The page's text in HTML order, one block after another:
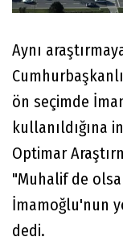
Aynı
ön seçimde
kullanıldığına
Optimar
"Muhalif de
İmamoğlu'nun
dedi.